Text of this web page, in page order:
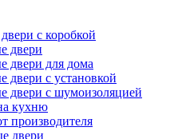
с коробкой
двери
двери для дома
двери с установкой
двери с шумоизоляцией
кухню
производителя
двери